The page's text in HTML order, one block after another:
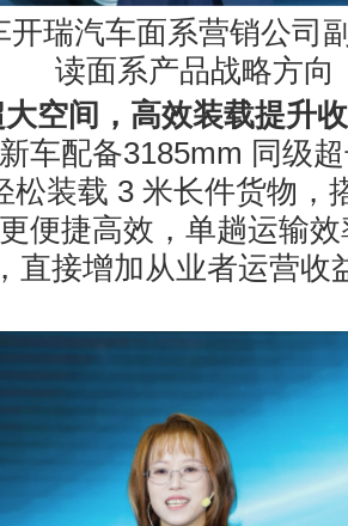
开瑞汽车面系营销公司
读面系产品战略方向
空间，高效装载提升
车配备3185mm 同级
松装载 3 米长件货物，
便捷高效，单趟运输
直接增加从业者运营收